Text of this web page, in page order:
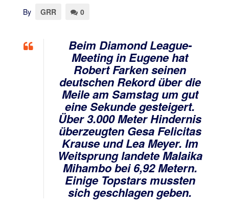
By GRR 0
Beim Diamond League-
Meeting in Eugene hat
Robert Farken seinen
deutschen Rekord über die
Meile am Samstag um gut
eine Sekunde gesteigert.
Über 3.000 Meter Hindernis
überzeugten Gesa Felicitas
Krause und Lea Meyer. Im
Weitsprung landete Malaika
Mihambo bei 6,92 Metern.
Einige Topstars mussten
sich geschlagen geben.